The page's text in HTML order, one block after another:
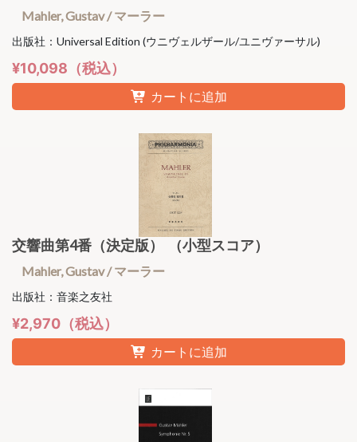
Mahler, Gustav / マーラー
出版社：Universal Edition (ウニヴェルザール/ユニヴァーサル)
¥10,098（税込）
カートに追加
交響曲第4番（決定版） （小型スコア）
Mahler, Gustav / マーラー
出版社：音楽之友社
¥2,970（税込）
カートに追加